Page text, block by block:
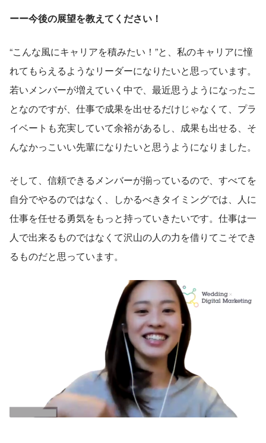
ーー今後の展望を教えてください！
“こんな風にキャリアを積みたい！”と、私のキャリアに憧
れてもらえるようなリーダーになりたいと思っています。
若いメンバーが増えていく中で、最近思うようになったこ
となのですが、仕事で成果を出せるだけじゃなくて、プラ
イベートも充実していて余裕があるし、成果も出せる、そ
んなかっこいい先輩になりたいと思うようになりました。
そして、信頼できるメンバーが揃っているので、すべてを
自分でやるのではなく、しかるべきタイミングでは、人に
仕事を任せる勇気をもっと持っていきたいです。仕事は一
人で出来るものではなくて沢山の人の力を借りてこそでき
るものだと思っています。